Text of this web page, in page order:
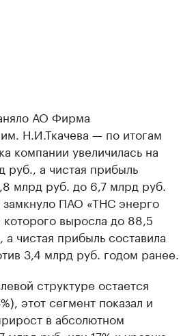
АО Фирма
Н.И.Ткачева — по итогам
компании увеличилась на
руб., а чистая прибыль
млрд руб. до 6,7 млрд руб.
замкнуло ПАО «ТНС энерго
которого выросла до 88,5
чистая прибыль составила
3,4 млрд руб. годом ранее.
структуре остается
этот сегмент показал и
в абсолютном